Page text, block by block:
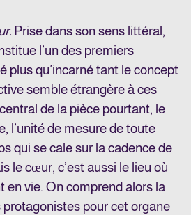
Prise dans son sens littéral,
l’un des premiers
plus qu’incarné tant le concept
semble étrangère à ces
de la pièce pourtant, le
l’unité de mesure de toute
qui se cale sur la cadence de
le cœur, c’est aussi le lieu où
en vie. On comprend alors la
pour cet organe